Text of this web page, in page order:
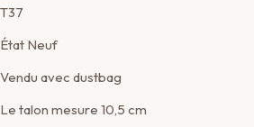
T37
État Neuf
Vendu avec dustbag
Le talon mesure 10,5 cm